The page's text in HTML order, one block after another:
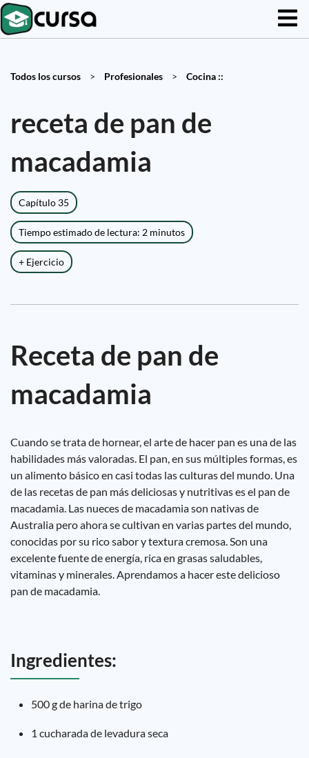
Todos los cursos > Profesionales > Cocina ::
receta de pan de
macadamia
Capítulo 35
Tiempo estimado de lectura: 2 minutos
+ Ejercicio
Receta de pan de
macadamia
Cuando se trata de hornear, el arte de hacer pan es una de las
habilidades más valoradas. El pan, en sus múltiples formas, es
un alimento básico en casi todas las culturas del mundo. Una
de las recetas de pan más deliciosas y nutritivas es el pan de
macadamia. Las nueces de macadamia son nativas de
Australia pero ahora se cultivan en varias partes del mundo,
conocidas por su rico sabor y textura cremosa. Son una
excelente fuente de energía, rica en grasas saludables,
vitaminas y minerales. Aprendamos a hacer este delicioso
pan de macadamia.
Ingredientes:
500 g de harina de trigo
1 cucharada de levadura seca